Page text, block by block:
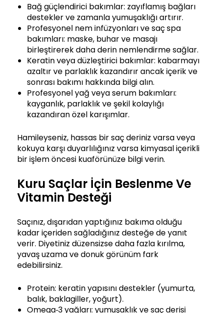
Bağ güçlendirici bakımlar: zayıflamış bağları
destekler ve zamanla yumuşaklığı artırır.
Profesyonel nem infüzyonları ve saç spa
bakımları: maske, buhar ve masajı
birleştirerek daha derin nemlendirme sağlar.
Keratin veya düzleştirici bakımlar: kabarmayı
azaltır ve parlaklık kazandırır ancak içerik ve
sonrası bakımı hakkında bilgi alın.
Profesyonel yağ veya serum bakımları:
kayganlık, parlaklık ve şekil kolaylığı
kazandıran özel karışımlar.
Hamileyseniz, hassas bir saç deriniz varsa veya
kokuya karşı duyarlılığınız varsa kimyasal içerikli
bir işlem öncesi kuaförünüze bilgi verin.
Kuru Saçlar İçin Beslenme Ve
Vitamin Desteği
Saçınız, dışarıdan yaptığınız bakıma olduğu
kadar içeriden sağladığınız desteğe de yanıt
verir. Diyetiniz düzensizse daha fazla kırılma,
yavaş uzama ve donuk görünüm fark
edebilirsiniz.
Protein: keratin yapısını destekler (yumurta,
balık, baklagiller, yoğurt).
Omega‑3 yağları: yumuşaklık ve saç derisi